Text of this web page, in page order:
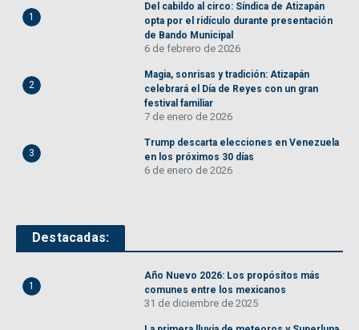
1
Del cabildo al circo: Síndica de Atizapán
opta por el ridículo durante presentación
de Bando Municipal
6 de febrero de 2026
2
Magia, sonrisas y tradición: Atizapán
celebrará el Día de Reyes con un gran
festival familiar
7 de enero de 2026
3
Trump descarta elecciones en Venezuela
en los próximos 30 días
6 de enero de 2026
Destacadas:
1
Año Nuevo 2026: Los propósitos más
comunes entre los mexicanos
31 de diciembre de 2025